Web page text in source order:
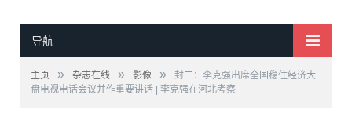
导航
主页 » 杂志在线 » 影像 »
封二：李克强出席全国稳住经济大
盘电视电话会议并作重要讲话 | 李克强在河北考察